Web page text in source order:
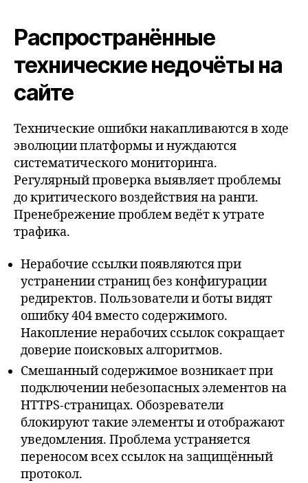
Распространённые
технические недочёты на
сайте
Технические ошибки накапливаются в ходе
эволюции платформы и нуждаются
систематического мониторинга.
Регулярный проверка выявляет проблемы
до критического воздействия на ранги.
Пренебрежение проблем ведёт к утрате
трафика.
Нерабочие ссылки появляются при
устранении страниц без конфигурации
редиректов. Пользователи и боты видят
ошибку 404 вместо содержимого.
Накопление нерабочих ссылок сокращает
доверие поисковых алгоритмов.
Смешанный содержимое возникает при
подключении небезопасных элементов на
HTTPS-страницах. Обозреватели
блокируют такие элементы и отображают
уведомления. Проблема устраняется
переносом всех ссылок на защищённый
протокол.